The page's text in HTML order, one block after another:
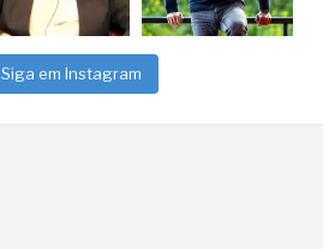
Siga em Instagram